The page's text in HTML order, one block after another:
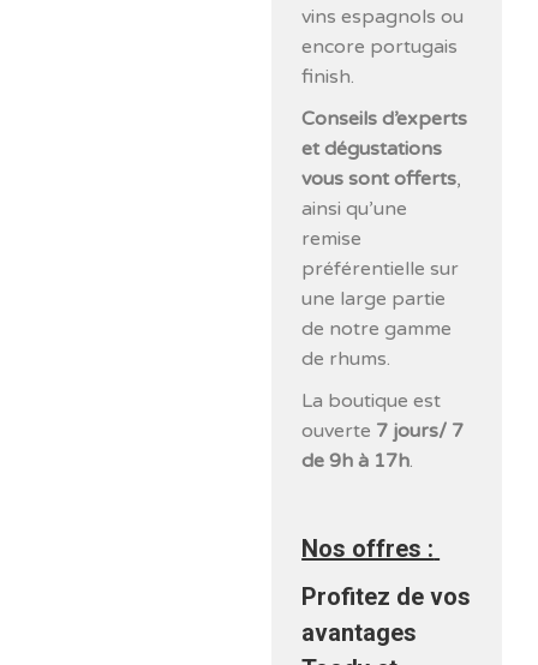
vins espagnols ou
encore portugais
finish.
Conseils d’experts
et dégustations
vous sont offerts,
ainsi qu’une
remise
préférentielle sur
une large partie
de notre gamme
de rhums.
La boutique est
ouverte 7 jours/ 7
de 9h à 17h.
Nos offres :
Profitez de vos
avantages